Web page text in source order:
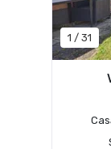
1 / 31